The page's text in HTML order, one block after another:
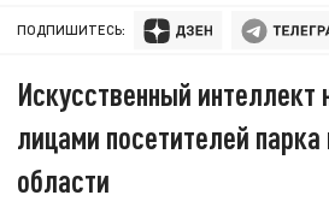
ПОДПИШИТЕСЬ:
Искусственный интеллект
лицами посетителей
области